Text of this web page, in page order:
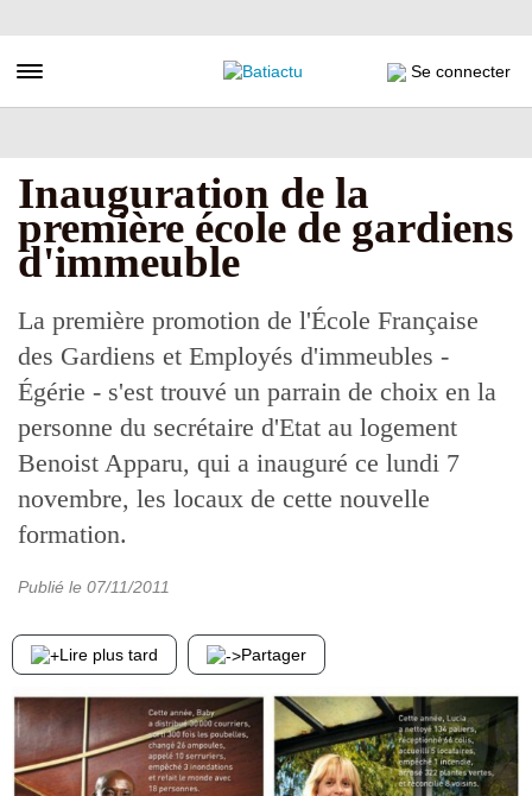
au
principal
Toggle navigation Se connecter
Inauguration de la
première école de gardiens
d'immeuble
La première promotion de l'École Française
des Gardiens et Employés d'immeubles -
Égérie - s'est trouvé un parrain de choix en la
personne du secrétaire d'Etat au logement
Benoist Apparu, qui a inauguré ce lundi 7
novembre, les locaux de cette nouvelle
formation.
Publié le 07/11/2011
Lire plus tard Partager